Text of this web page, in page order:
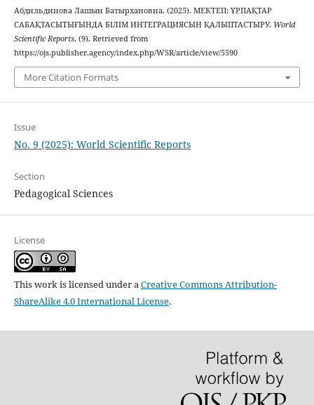
Абдильдинова Лашын Батырхановна. (2025). МЕКТЕП: ҰРПАҚТАР
САБАҚТАСЫТЫҒЫНДА БІЛІМ ИНТЕГРАЦИЯСЫН ҚАЛЫПТАСТЫРУ. World
Scientific Reports, (9). Retrieved from
https://ojs.publisher.agency/index.php/WSR/article/view/5590
More Citation Formats
Issue
No. 9 (2025): World Scientific Reports
Section
Pedagogical Sciences
License
This work is licensed under aCreative Commons Attribution-
ShareAlike 4.0 International License.